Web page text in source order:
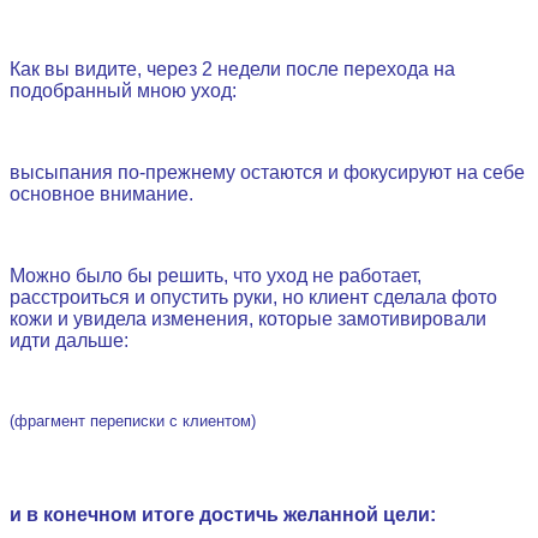
Как вы видите, через 2 недели после перехода на
подобранный мною уход:
высыпания по-прежнему остаются и фокусируют на себе
основное внимание.
Можно было бы решить, что уход не работает,
расстроиться и опустить руки, но клиент сделала фото
кожи и увидела изменения, которые замотивировали
идти дальше:
(фрагмент переписки с клиентом)
и в конечном итоге достичь желанной цели: